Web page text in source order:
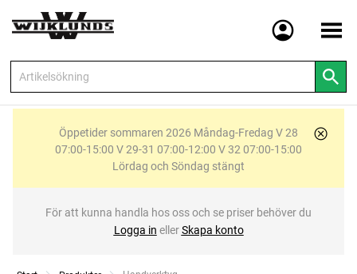
Meny
Öppetider sommaren 2026 Måndag-Fredag V 28
07:00-15:00 V 29-31 07:00-12:00 V 32 07:00-15:00
Lördag och Söndag stängt
För att kunna handla hos oss och se priser behöver du
Logga in ellerSkapa konto